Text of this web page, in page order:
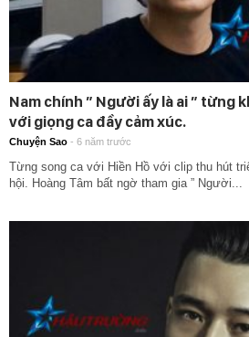
Nam chính ” Người ấy là ai ” từng
với giọng ca đầy cảm xúc.
Chuyện Sao - 6 năm trước
Từng song ca với Hiền Hồ với clip thu hút
hội. Hoàng Tâm bất ngờ tham gia ” Người...